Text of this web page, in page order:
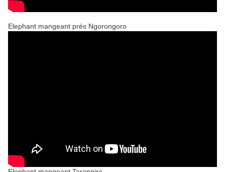
Elephant mangeant près Ngorongoro